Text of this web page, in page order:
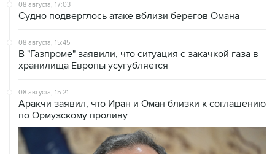
08 августа, 17:03
Судно подверглось атаке вблизи берегов Омана
08 августа, 15:45
В "Газпроме" заявили, что ситуация с закачкой газа в
хранилища Европы усугубляется
08 августа, 15:21
Аракчи заявил, что Иран и Оман близки к соглашению
по Ормузскому проливу